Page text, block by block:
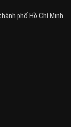
phố Hồ Chí Minh